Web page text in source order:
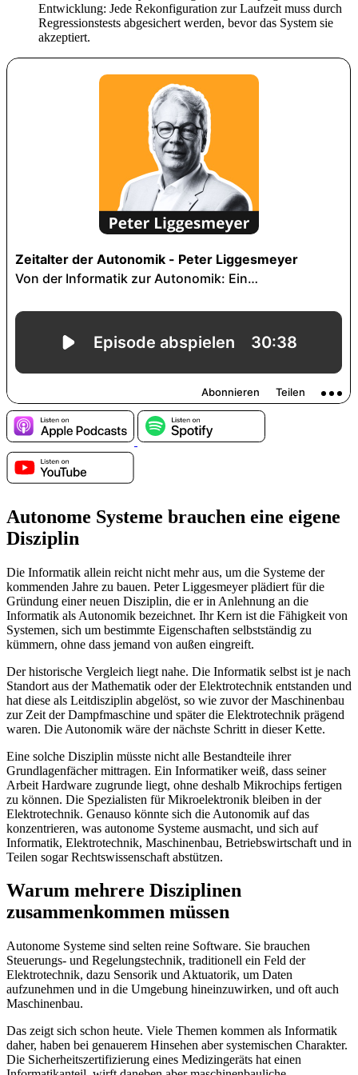
Entwicklung: Jede Rekonfiguration zur Laufzeit muss durch
Regressionstests abgesichert werden, bevor das System sie
akzeptiert.
Autonome Systeme brauchen eine eigene
Disziplin
Die Informatik allein reicht nicht mehr aus, um die Systeme der
kommenden Jahre zu bauen. Peter Liggesmeyer plädiert für die
Gründung einer neuen Disziplin, die er in Anlehnung an die
Informatik als Autonomik bezeichnet. Ihr Kern ist die Fähigkeit von
Systemen, sich um bestimmte Eigenschaften selbstständig zu
kümmern, ohne dass jemand von außen eingreift.
Der historische Vergleich liegt nahe. Die Informatik selbst ist je nach
Standort aus der Mathematik oder der Elektrotechnik entstanden und
hat diese als Leitdisziplin abgelöst, so wie zuvor der Maschinenbau
zur Zeit der Dampfmaschine und später die Elektrotechnik prägend
waren. Die Autonomik wäre der nächste Schritt in dieser Kette.
Eine solche Disziplin müsste nicht alle Bestandteile ihrer
Grundlagenfächer mittragen. Ein Informatiker weiß, dass seiner
Arbeit Hardware zugrunde liegt, ohne deshalb Mikrochips fertigen
zu können. Die Spezialisten für Mikroelektronik bleiben in der
Elektrotechnik. Genauso könnte sich die Autonomik auf das
konzentrieren, was autonome Systeme ausmacht, und sich auf
Informatik, Elektrotechnik, Maschinenbau, Betriebswirtschaft und in
Teilen sogar Rechtswissenschaft abstützen.
Warum mehrere Disziplinen
zusammenkommen müssen
Autonome Systeme sind selten reine Software. Sie brauchen
Steuerungs- und Regelungstechnik, traditionell ein Feld der
Elektrotechnik, dazu Sensorik und Aktuatorik, um Daten
aufzunehmen und in die Umgebung hineinzuwirken, und oft auch
Maschinenbau.
Das zeigt sich schon heute. Viele Themen kommen als Informatik
daher, haben bei genauerem Hinsehen aber systemischen Charakter.
Die Sicherheitszertifizierung eines Medizingeräts hat einen